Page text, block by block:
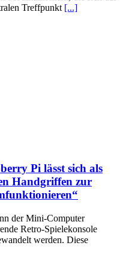
Treffpunkt [...]
Pi lässt sich als
Handgriffen zur
der Mini-Computer
Retro-Spielekonsole
werden. Diese